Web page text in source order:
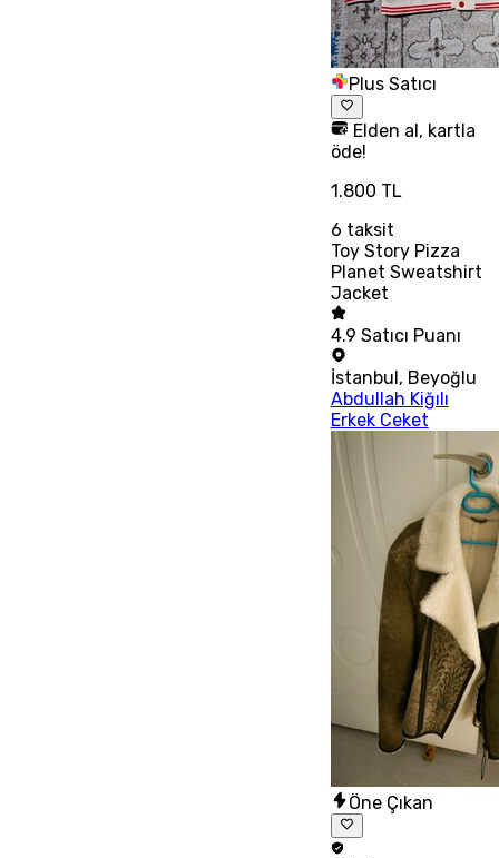
Plus Satıcı
Elden al, kartla
öde!
1.800 TL
6 taksit
Toy Story Pizza
Planet Sweatshirt
Jacket
4.9 Satıcı Puanı
İstanbul, Beyoğlu
Abdullah Kiğılı
Erkek Ceket
Öne Çıkan